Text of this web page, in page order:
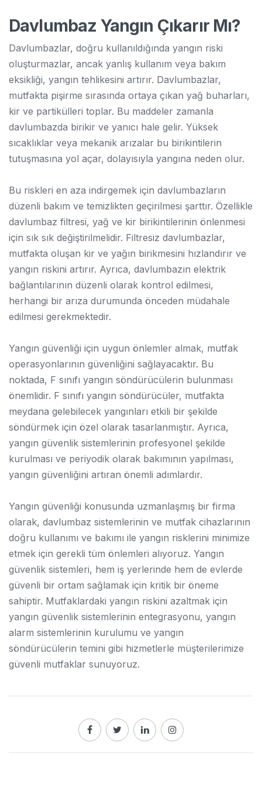
Davlumbaz Yangın Çıkarır Mı?
Davlumbazlar, doğru kullanıldığında yangın riski
oluşturmazlar, ancak yanlış kullanım veya bakım
eksikliği, yangın tehlikesini artırır. Davlumbazlar,
mutfakta pişirme sırasında ortaya çıkan yağ buharları,
kir ve partikülleri toplar. Bu maddeler zamanla
davlumbazda birikir ve yanıcı hale gelir. Yüksek
sıcaklıklar veya mekanik arızalar bu birikintilerin
tutuşmasına yol açar, dolayısıyla yangına neden olur.
Bu riskleri en aza indirgemek için davlumbazların
düzenli bakım ve temizlikten geçirilmesi şarttır. Özellikle
davlumbaz filtresi, yağ ve kir birikintilerinin önlenmesi
için sık sık değiştirilmelidir. Filtresiz davlumbazlar,
mutfakta oluşan kir ve yağın birikmesini hızlandırır ve
yangın riskini artırır. Ayrıca, davlumbazın elektrik
bağlantılarının düzenli olarak kontrol edilmesi,
herhangi bir arıza durumunda önceden müdahale
edilmesi gerekmektedir.
Yangın güvenliği için uygun önlemler almak, mutfak
operasyonlarının güvenliğini sağlayacaktır. Bu
noktada, F sınıfı yangın söndürücülerin bulunması
önemlidir. F sınıfı yangın söndürücüler, mutfakta
meydana gelebilecek yangınları etkili bir şekilde
söndürmek için özel olarak tasarlanmıştır. Ayrıca,
yangın güvenlik sistemlerinin profesyonel şekilde
kurulması ve periyodik olarak bakımının yapılması,
yangın güvenliğini artıran önemli adımlardır.
Yangın güvenliği konusunda uzmanlaşmış bir firma
olarak, davlumbaz sistemlerinin ve mutfak cihazlarının
doğru kullanımı ve bakımı ile yangın risklerini minimize
etmek için gerekli tüm önlemleri alıyoruz. Yangın
güvenlik sistemleri, hem iş yerlerinde hem de evlerde
güvenli bir ortam sağlamak için kritik bir öneme
sahiptir. Mutfaklardaki yangın riskini azaltmak için
yangın güvenlik sistemlerinin entegrasyonu, yangın
alarm sistemlerinin kurulumu ve yangın
söndürücülerin temini gibi hizmetlerle müşterilerimize
güvenli mutfaklar sunuyoruz.